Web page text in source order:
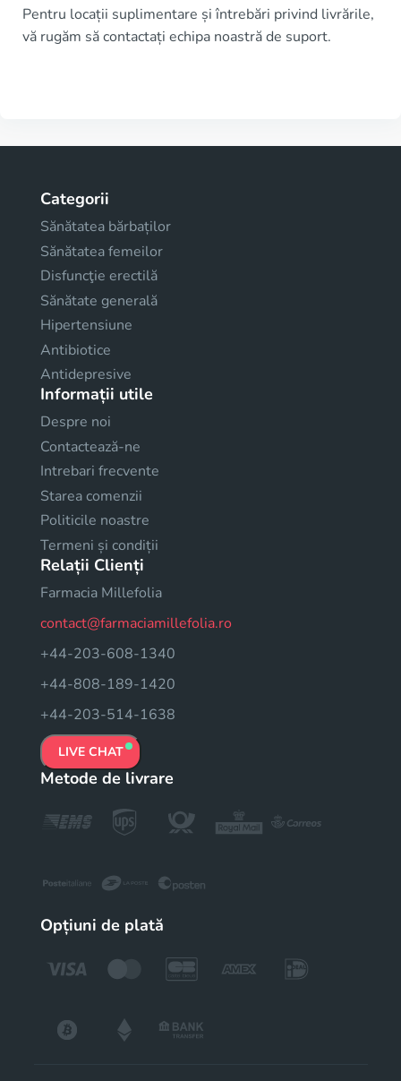
Pentru locații suplimentare și întrebări privind livrările,
vă rugăm să contactați echipa noastră de suport.
Categorii
Sănătatea bărbaților
Sănătatea femeilor
Disfuncţie erectilă
Sănătate generală
Hipertensiune
Antibiotice
Antidepresive
Informații utile
Despre noi
Contactează-ne
Intrebari frecvente
Starea comenzii
Politicile noastre
Termeni și condiții
Relații Clienți
Farmacia Millefolia
contact@farmaciamillefolia.ro
+44-203-608-1340
+44-808-189-1420
+44-203-514-1638
LIVE CHAT
Metode de livrare
Opțiuni de plată